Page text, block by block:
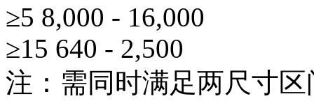
≥5‌ 8,000 - 16,000
≥15‌ 640 - 2,500
注‌：需同时满足两尺寸